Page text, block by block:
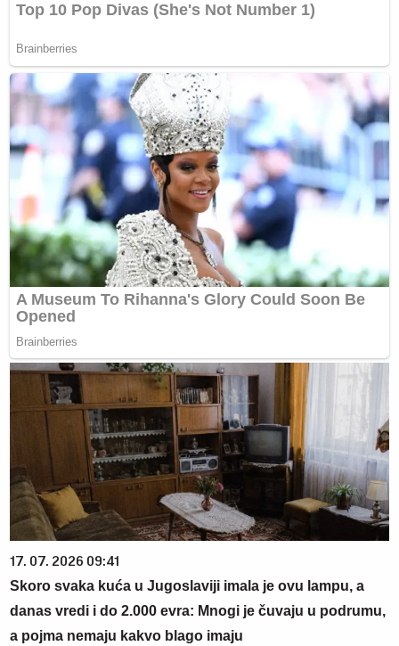
17. 07. 2026 09:41
Skoro svaka kuća u Jugoslaviji imala je ovu lampu, a
danas vredi i do 2.000 evra: Mnogi je čuvaju u podrumu,
a pojma nemaju kakvo blago imaju